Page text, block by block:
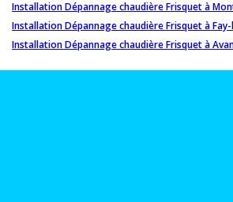
Installation Dépannage chaudière Frisquet à
Installation Dépannage chaudière Frisquet à
Installation Dépannage chaudière Frisquet à